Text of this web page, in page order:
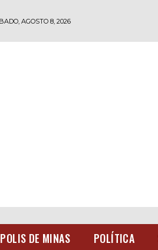
AGOSTO 8, 2026
DE MINAS POLÍTICA